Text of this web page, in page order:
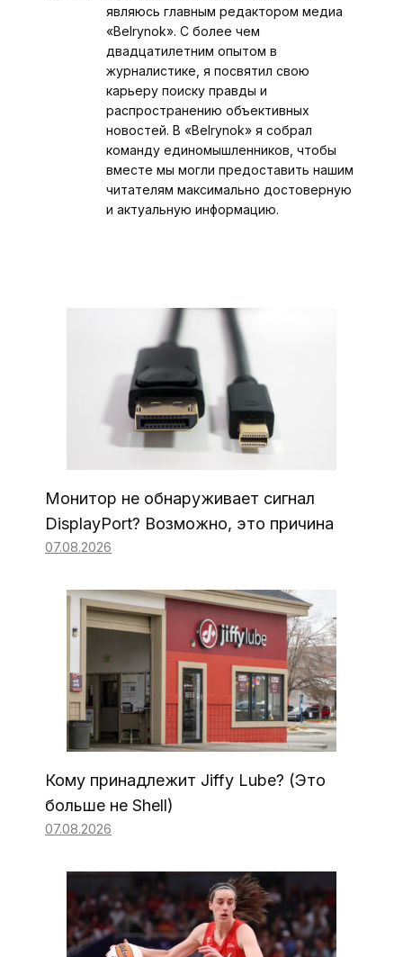
являюсь главным редактором медиа
«Belrynok». С более чем
двадцатилетним опытом в
журналистике, я посвятил свою
карьеру поиску правды и
распространению объективных
новостей. В «Belrynok» я собрал
команду единомышленников, чтобы
вместе мы могли предоставить нашим
читателям максимально достоверную
и актуальную информацию.
Монитор не обнаруживает сигнал
DisplayPort? Возможно, это причина
07.08.2026
Кому принадлежит Jiffy Lube? (Это
больше не Shell)
07.08.2026